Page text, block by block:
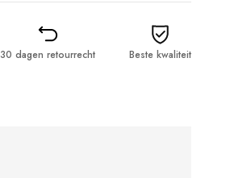
30 dagen retourrecht Beste kwaliteit